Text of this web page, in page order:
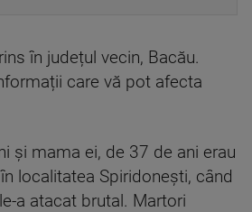
în județul vecin, Bacău.
care vă pot afecta
și mama ei, de 37 de ani erau
localitatea Spiridonești, când
a atacat brutal. Martori